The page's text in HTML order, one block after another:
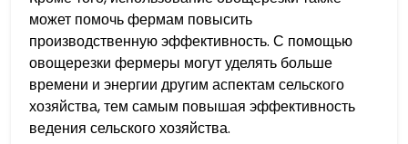
может помочь фермам повысить
производственную эффективность. С помощью
овощерезки фермеры могут уделять больше
времени и энергии другим аспектам сельского
хозяйства, тем самым повышая эффективность
ведения сельского хозяйства.